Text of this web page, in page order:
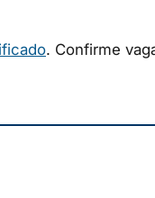
. Confirme